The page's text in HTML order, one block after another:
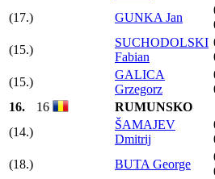
(17.) GUNKA Jan
(15.)
SUCHODOLSKI
Fabian
(15.)
GALICA
Grzegorz
16.
16 RUMUNSKO
(14.)
ŠAMAJEV
Dmitrij
(18.) BUTA George